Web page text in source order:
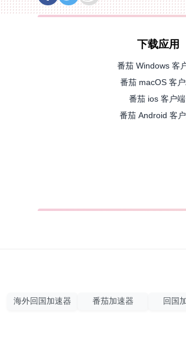
下载应用
番茄 Windows 客
番茄 macOS 客
番茄 ios 客户端
番茄 Android 客
海外回国加速器 番茄加速器 回国